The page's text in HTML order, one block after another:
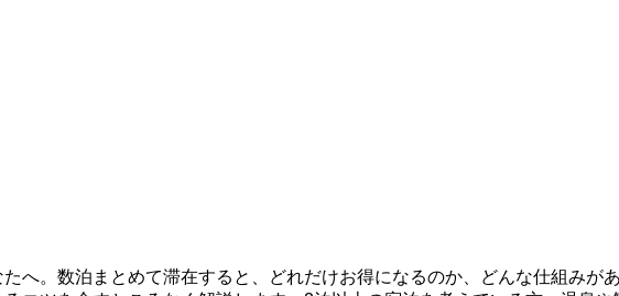
へ。数泊まとめて滞在すると、どれだけお得になるのか、どんな仕組み